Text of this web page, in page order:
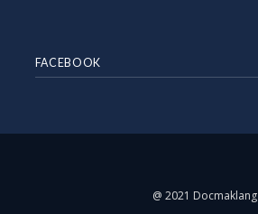
FACEBOOK
@ 2021 Docmaklang